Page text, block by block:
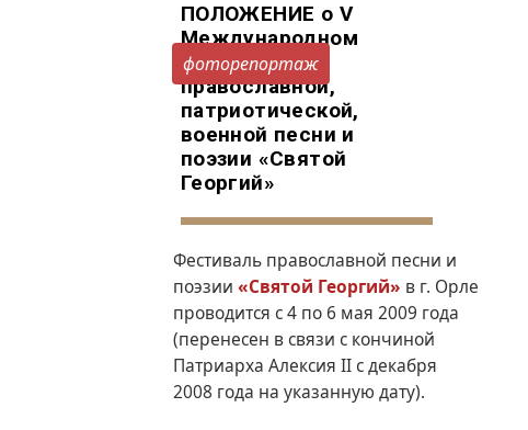
фоторепортаж
ПОЛОЖЕНИЕ о V
Международном
Фестивале
православной,
патриотической,
военной песни и
поэзии «Святой
Георгий»
Фестиваль православной песни и
поэзии «Святой Георгий» в г. Орле
проводится с 4 по 6 мая 2009 года
(перенесен в связи с кончиной
Патриарха Алексия II c декабря
2008 года на указанную дату).